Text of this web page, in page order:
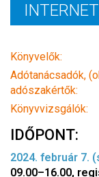
Könyvelők:
Adótanácsadók,
adószakértők:
Könyvvizsgálók:
IDŐPONT:
2024. február 7.
09.00–16.00,